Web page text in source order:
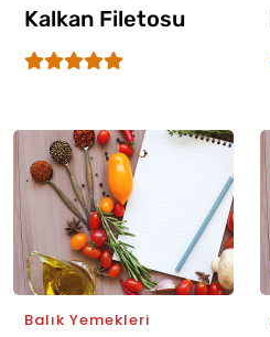
Kalkan Filetosu
Balık Yemekleri